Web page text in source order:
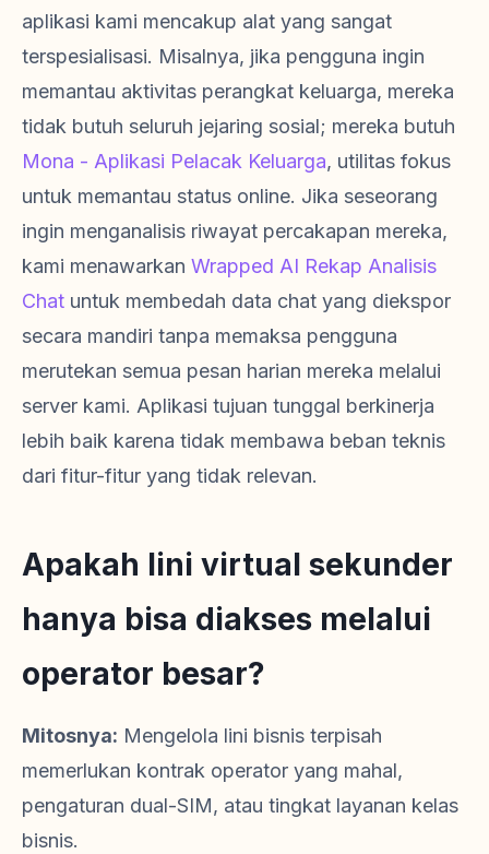
aplikasi kami mencakup alat yang sangat
terspesialisasi. Misalnya, jika pengguna ingin
memantau aktivitas perangkat keluarga, mereka
tidak butuh seluruh jejaring sosial; mereka butuh
Mona - Aplikasi Pelacak Keluarga, utilitas fokus
untuk memantau status online. Jika seseorang
ingin menganalisis riwayat percakapan mereka,
kami menawarkan Wrapped AI Rekap Analisis
Chat untuk membedah data chat yang diekspor
secara mandiri tanpa memaksa pengguna
merutekan semua pesan harian mereka melalui
server kami. Aplikasi tujuan tunggal berkinerja
lebih baik karena tidak membawa beban teknis
dari fitur-fitur yang tidak relevan.
Apakah lini virtual sekunder
hanya bisa diakses melalui
operator besar?
Mitosnya: Mengelola lini bisnis terpisah
memerlukan kontrak operator yang mahal,
pengaturan dual-SIM, atau tingkat layanan kelas
bisnis.